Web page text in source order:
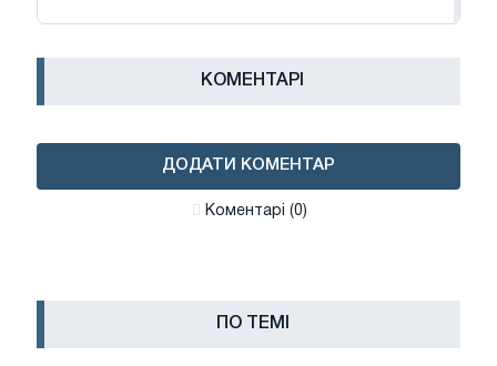
КОМЕНТАРІ
ДОДАТИ КОМЕНТАР
Коментарі (0)
ПО ТЕМІ